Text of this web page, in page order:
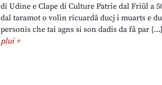
di Udine e Clape di Culture Patrie dal Friûl a
dal taramot o volìn ricuardâ ducj i muarts e
personis che tai agns si son dadis da fâ par […]
plui +